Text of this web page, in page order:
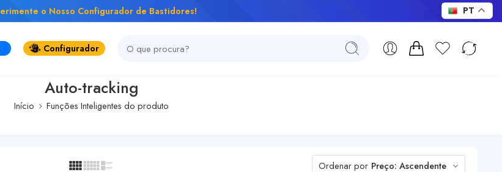
o Nosso Configurador de Bastidores!
Configurador
Auto-tracking
Início Funções Inteligentes do produto
Ordenar por Preço: Ascendente
PT